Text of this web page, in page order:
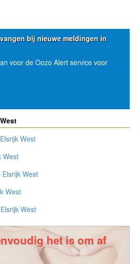
bij nieuwe meldingen in
voor de Oozo Alert service voor
West
West
West
West
West
het is om af